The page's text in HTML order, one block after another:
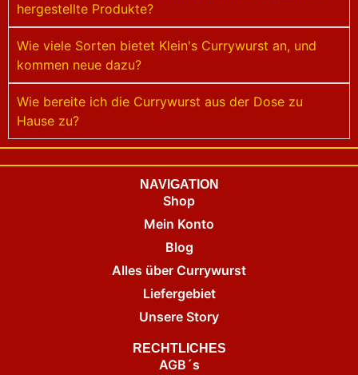
hergestellte Produkte?
Wie viele Sorten bietet Klein's Currywurst an, und
kommen neue dazu?
Wie bereite ich die Currywurst aus der Dose zu
Hause zu?
NAVIGATION
Shop
Mein Konto
Blog
Alles über Currywurst
Liefergebiet
Unsere Story
RECHTLICHES
AGB´s